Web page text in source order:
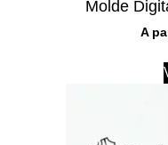
Molde
A